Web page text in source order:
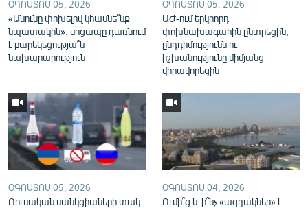
ՕԳՈՍՏՈՍ 05, 2026
«Անունը փոխելով կհասնե՞նք
նպատակին». սոցապը դառնում
է բարեկեցությա՞ն
նախարարություն
ՕԳՈՍՏՈՍ 05, 2026
ԱԺ-ում երկրորդ
փոխնախագահին ընտրեցին,
ընդդիմությունն ու
իշխանությունը միմյանց
վիրավորեցին
ՕԳՈՍՏՈՍ 05, 2026
Ռուսական սանկցիաների տակ
ՕԳՈՍՏՈՍ 04, 2026
Ումի՞ց և ի՞նչ «ազդակներ» է